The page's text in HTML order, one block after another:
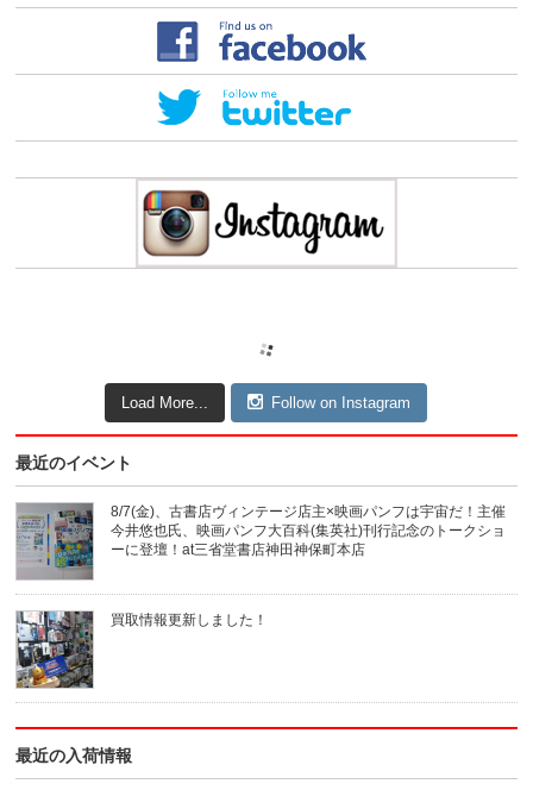
Load More... Follow on Instagram
最近のイベント
8/7(金)、古書店ヴィンテージ店主×映画パンフは宇宙だ！主催
今井悠也氏、映画パンフ大百科(集英社)刊行記念のトークショ
ーに登壇！at三省堂書店神田神保町本店
買取情報更新しました！
最近の入荷情報